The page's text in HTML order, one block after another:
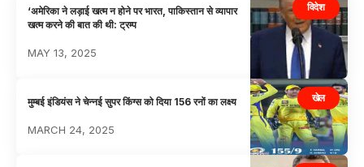
विदेश
‘अमेरिका ने लड़ाई खत्म न होने पर भारत, पाकिस्तान से व्यापार
खत्म करने की बात की थी: ट्रम्प
MAY 13, 2025
खेल
मुम्बई इंडियंस ने चेन्नई सुपर किंग्स को दिया 156 रनों का लक्ष्य
MARCH 24, 2025